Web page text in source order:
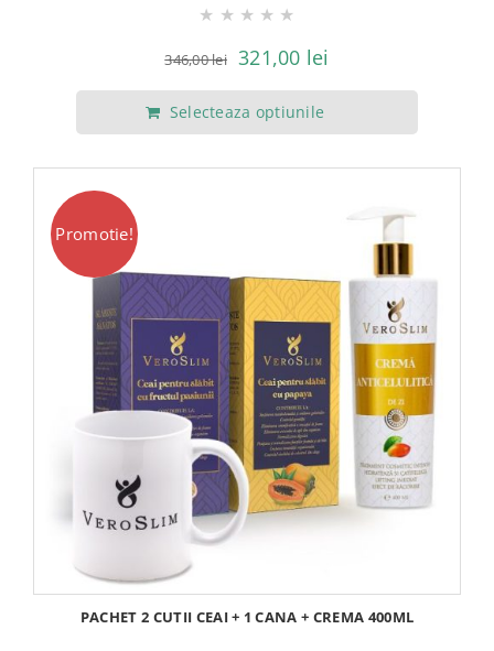
★ ★ ★ ★ ★
346,00lei
Prețul
inițial
a
321,00 lei
curent
Selecteaza optiunile
Promotie!
PACHET 2 CUTII CEAI + 1 CANA + CREMA 400ML